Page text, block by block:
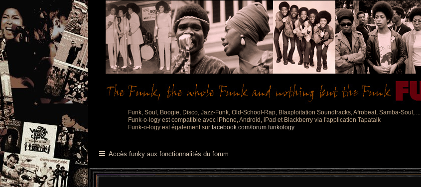
Funk, Soul, Boogie, Disco, Jazz-Funk, Old-School-Rap, Blaxploitation Soundtracks, Afrobeat, Samba-Soul, ...
Funk-o-logy est compatible avec iPhone, Android, iPad et Blackberry via l'application Tapatalk
Funk-o-logy est également sur facebook.com/forum.funkology
Accès funky aux fonctionnalités du forum